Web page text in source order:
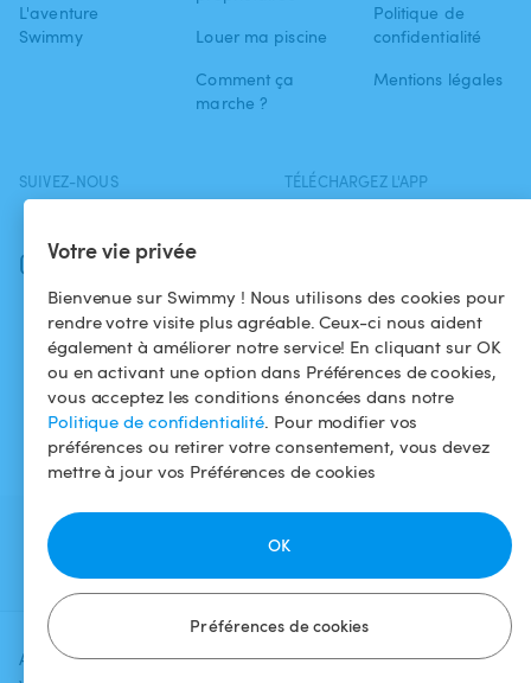
Votre vie privée
Bienvenue sur Swimmy ! Nous utilisons des cookies pour
rendre votre visite plus agréable. Ceux-ci nous aident
également à améliorer notre service! En cliquant sur OK
ou en activant une option dans Préférences de cookies,
vous acceptez les conditions énoncées dans notre
Politique de confidentialité. Pour modifier vos
préférences ou retirer votre consentement, vous devez
mettre à jour vos Préférences de cookies
Préférences de cookies
OK
Ajoutez une date et un créneau pour
Vérifier la
L'aventure
Swimmy
Louer ma piscine
Comment ça
marche ?
Politique de
confidentialité
Mentions légales
SUIVEZ-NOUS
Instagram
TÉLÉCHARGEZ L'APP